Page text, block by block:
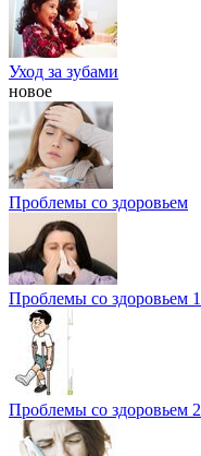
Уход за зубами
новое
Проблемы со здоровьем
Проблемы со здоровьем 1
Проблемы со здоровьем 2